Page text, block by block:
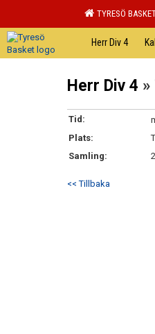
TYRESÖ
Herr Div 4
Herr Div 4 »
Tid:
Plats:
Samling:
<< Tillbaka